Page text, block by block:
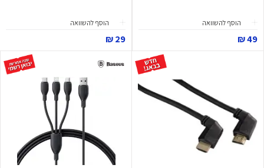
הוסף להשוואה
49 ₪
הוסף להשוואה
29 ₪